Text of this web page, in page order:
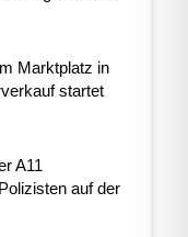
Marktplatz in
startet
A11
auf der